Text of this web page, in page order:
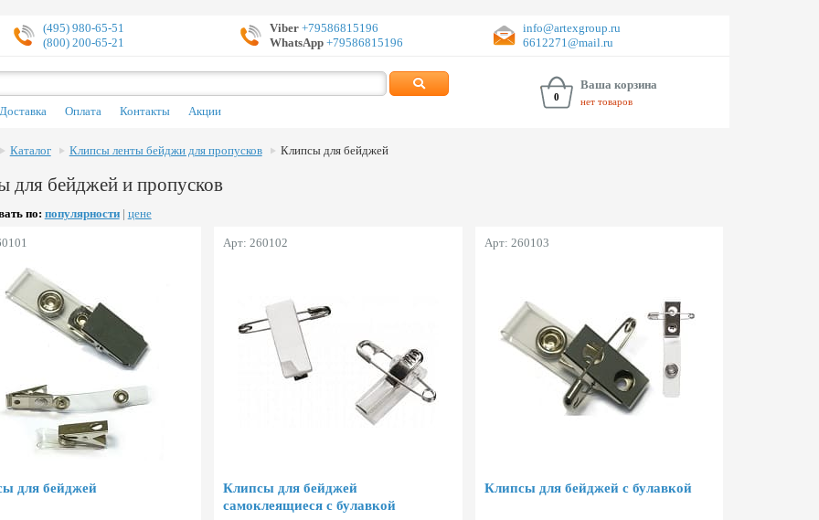
(495) 980-65-51
(800) 200-65-21
Viber+79586815196
WhatsApp+79586815196
info@artexgroup.ru
6612271@mail.ru
Доставка Оплата Контакты Акции
0
Ваша корзина
нет товаров
Каталог Клипсы ленты бейджи для пропусков Клипсы для бейджей
для бейджей и пропусков
по: популярности| цене
для бейджей
Арт: 260102
Клипсы для бейджей
самоклеящиеся с булавкой
Арт: 260103
Клипсы для бейджей с булавкой